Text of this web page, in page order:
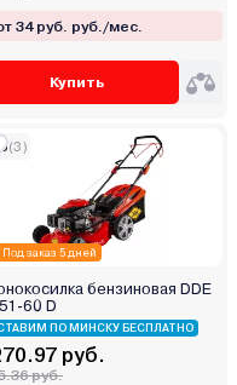
34 руб. руб./мес.
Купить
Под заказ 5 дней
5(3)
бензиновая DDE
60 D
ПО МИНСКУ БЕСПЛАТНО
руб.
руб.